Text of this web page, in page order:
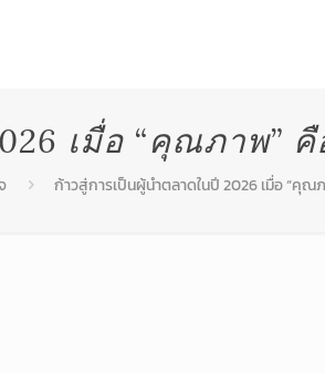
เมื่อ “คุณภาพ”
ก้าวสู่การเป็นผู้นำตลาดในปี 2026 เมื่อ “คุณ